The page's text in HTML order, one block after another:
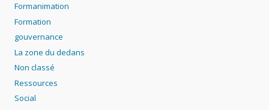
Formanimation
Formation
gouvernance
La zone du dedans
Non classé
Ressources
Social